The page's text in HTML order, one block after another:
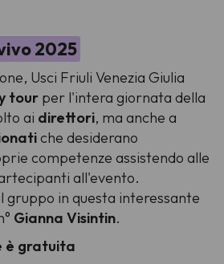
2025
Usci Friuli Venezia Giulia
tour per l'intera giornata della
ai direttori, ma anche a
che desiderano
competenze assistendo alle
all'evento.
gruppo in questa interessante
Gianna Visintin.
è gratuita